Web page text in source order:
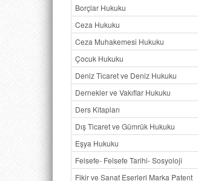
Borçlar Hukuku
Ceza Hukuku
Ceza Muhakemesi Hukuku
Çocuk Hukuku
Deniz Ticaret ve Deniz Hukuku
Dernekler ve Vakıflar Hukuku
Ders Kitapları
Dış Ticaret ve Gümrük Hukuku
Eşya Hukuku
Felsefe- Felsefe Tarihi- Sosyoloji
Fikir ve Sanat Eserleri Marka Patent